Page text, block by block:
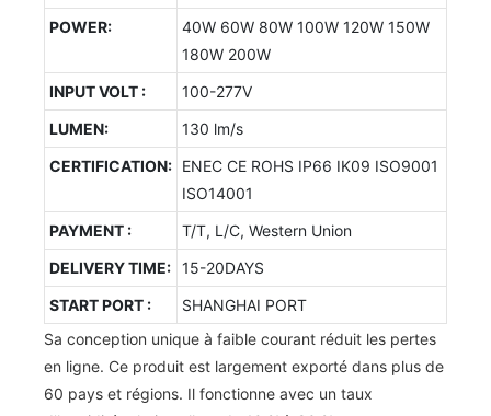
POWER:
40W 60W 80W 100W 120W 150W
180W 200W
INPUT VOLT :
100-277V
LUMEN:
130 lm/s
CERTIFICATION: ENEC CE ROHS IP66 IK09 ISO9001
ISO14001
PAYMENT :
T/T, L/C, Western Union
DELIVERY TIME: 15-20DAYS
START PORT :
SHANGHAI PORT
Sa conception unique à faible courant réduit les pertes
en ligne. Ce produit est largement exporté dans plus de
60 pays et régions. Il fonctionne avec un taux